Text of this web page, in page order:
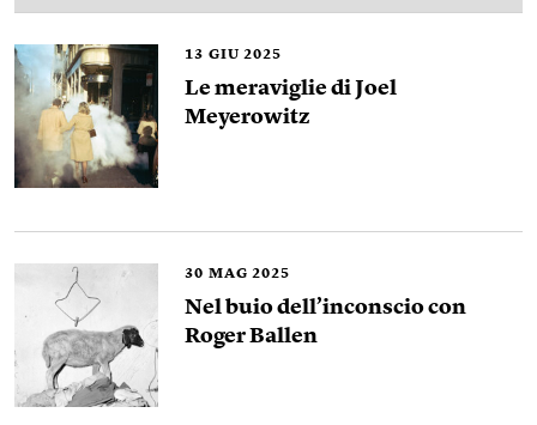
13 GIU 2025
Le meraviglie di Joel
Meyerowitz
30 MAG 2025
Nel buio dell’inconscio con
Roger Ballen